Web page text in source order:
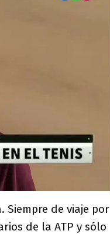
de viaje por
de la ATP y sólo